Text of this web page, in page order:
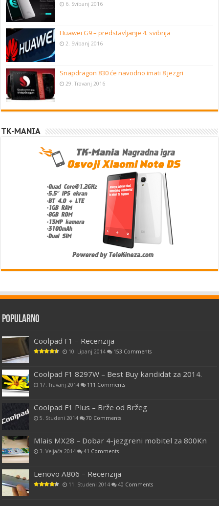
6. Svibanj 2016
Huawei G9 – predstavljanje 4. svibnja
2. Svibanj 2016
Snapdragon 830 će navodno imati 8 jezgri
29. Travanj 2016
TK-MANIA
Popularno
Coolpad F1 – Recenzija
10. Lipanj 2014 153 Comments
Coolpad F1 8297W – Best Buy kandidat za 2014.
17. Travanj 2014 111 Comments
Coolpad F1 Plus – Brže od Bržeg
5. Studeni 2014 70 Comments
Mlais MX28 – Dobar 4-jezgreni mobitel za 800Kn
3. Veljača 2014 41 Comments
Lenovo A806 – Recenzija
11. Studeni 2014 40 Comments